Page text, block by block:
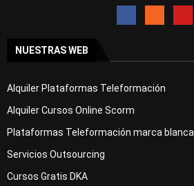
NUESTRAS WEB
Alquiler Plataformas Teleformación
Alquiler Cursos Online Scorm
Plataformas Teleformación marca blanca
Servicios Outsourcing
Cursos Gratis DKA